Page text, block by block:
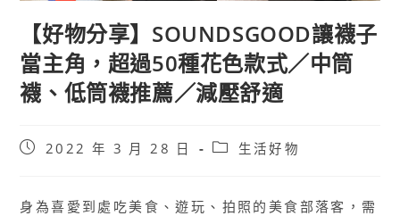
【好物分享】SOUNDSGOOD讓襪子
當主角，超過50種花色款式／中筒
襪、低筒襪推薦／減壓舒適
Post2022 年 3 月 28 日
Post生活好物
身為喜愛到處吃美食、遊玩、拍照的美食部落客，需